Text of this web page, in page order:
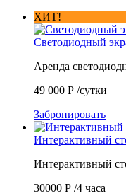
ХИТ!
Светодиодный
Аренда
49 000 Р /сутки
Забронировать
Интерактивный
Интерактивный
30000 Р /4 часа